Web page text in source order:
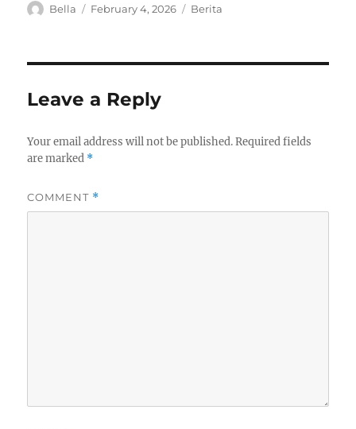
A
Bella
P
o
February 4, 2026
C
e
Berita
Leave a Reply
Your email address will not be published. Required fields
are marked *
COMMENT *